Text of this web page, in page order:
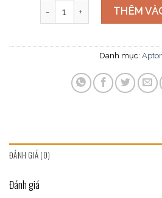
Aptomat uten 2 Pha 40A số
THÊM
Danh mục:
ĐÁNH GIÁ (0)
Đánh giá